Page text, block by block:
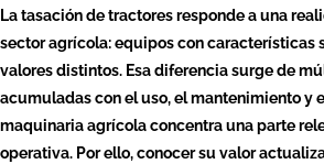
La tasación de tractores responde a una
sector agrícola: equipos con características
valores distintos. Esa diferencia surge de
acumuladas con el uso, el mantenimiento y
maquinaria agrícola concentra una parte
operativa. Por ello, conocer su valor